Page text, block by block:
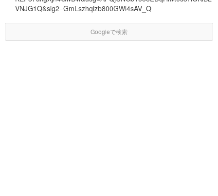
VNJG1Q&sig2=GmLszhqizb800GWl4sAV_Q
Googleで検索